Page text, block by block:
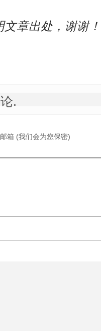
章出处，谢谢！
.
箱 (我们会为您保密)